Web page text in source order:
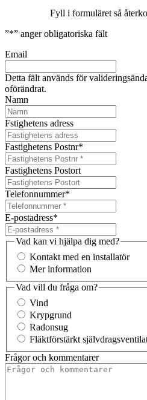
Fyll i formuläret så
”*” anger obligatoriska fält
Email
Detta fält används för
oförändrat.
Namn
Fstighetens adress
Fastighetens Postnr*
Fastighetens Postort
Telefonnummer*
E-postadress*
Vad kan vi hjälpa dig med?
Kontakt med en installatör
Mer information
Vad vill du fråga om?
Vind
Krypgrund
Radonsug
Fläktförstärkt
Frågor och kommentarer